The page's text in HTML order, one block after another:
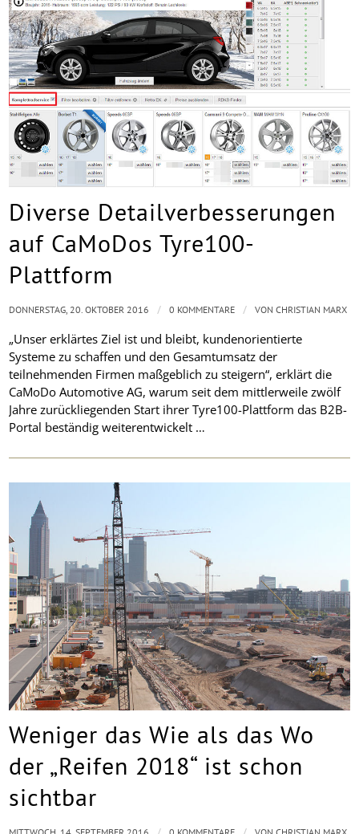
Diverse Detailverbesserungen
auf CaMoDos Tyre100-
Plattform
„Unser erklärtes Ziel ist und bleibt, kundenorientierte
Systeme zu schaffen und den Gesamtumsatz der
teilnehmenden Firmen maßgeblich zu steigern“, erklärt die
CaMoDo Automotive AG, warum seit dem mittlerweile zwölf
Jahre zurückliegenden Start ihrer Tyre100-Plattform das B2B-
Portal beständig weiterentwickelt …
DONNERSTAG, 20. OKTOBER 2016 / 0 KOMMENTARE / VONCHRISTIAN MARX
Weniger das Wie als das Wo
der „Reifen 2018“ ist schon
sichtbar